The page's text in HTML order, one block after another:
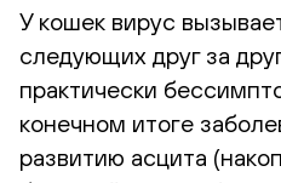
У кошек вирус
следующих друг за
практически
конечном итоге
развитию асцита